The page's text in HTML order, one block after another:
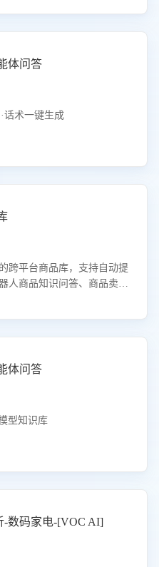
体问答
话术一键生成
跨平台商品库，支持自动提
人商品知识问答、商品卖点
体问答
型知识库
-数码家电-[VOC AI]